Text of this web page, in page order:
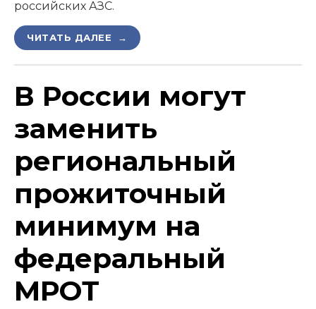
российских АЗС.
ЧИТАТЬ ДАЛЕЕ →
В России могут
заменить
региональный
прожиточный
минимум на
федеральный
МРОТ